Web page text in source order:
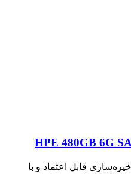
HPE 480GB 6G
قابل اعتماد و با